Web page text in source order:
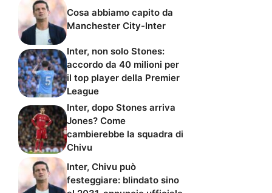
Cosa abbiamo capito da
Manchester City-Inter
Inter, non solo Stones:
accordo da 40 milioni per
il top player della Premier
League
Inter, dopo Stones arriva
Jones? Come
cambierebbe la squadra di
Chivu
Inter, Chivu può
festeggiare: blindato sino